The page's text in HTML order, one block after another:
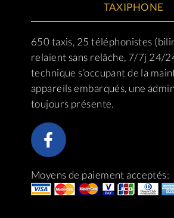
TAXIPHONE
650 taxis, 25 téléphonistes
relaient sans relâche, 7/7j 24/
technique s’occupant de la
appareils embarqués, une
toujours présente.
Moyens de paiement acceptés: